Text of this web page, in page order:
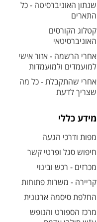
שנתון האוניברסיטה - כל
התארים
קטלוג הקורסים
האוניברסיטאי
אחרי הרשמה - אזור אישי
למועמדים ולמועמדות
אחרי שהתקבלת - כל מה
שצריך לדעת
מידע כללי
מפות ודרכי הגעה
חיפוש סגל ופרטי קשר
מכרזים - רכש ובינוי
קריירה - משרות פתוחות
החלפת סיסמה ארגונית
מרכז הספורט והנופש